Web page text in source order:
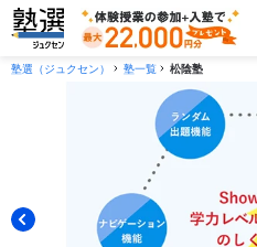
塾選（ジュクセン） 塾一覧 松陰塾